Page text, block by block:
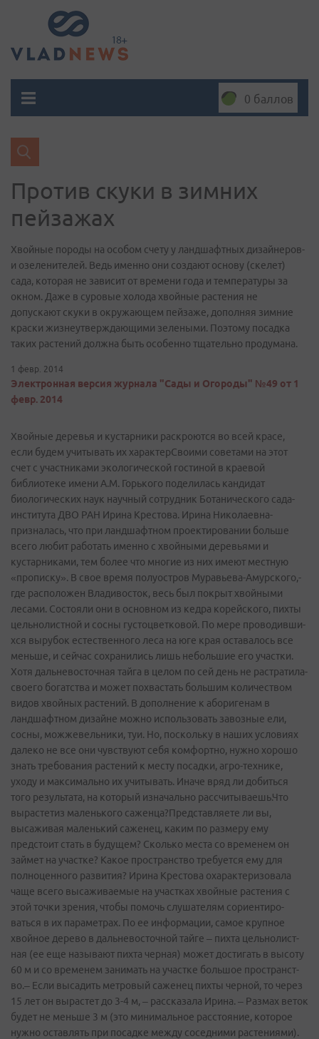
0 баллов
Против скуки в зимних
пейзажах
Хвойные породы на особом счету у ландшафтны­х дизайнеров­
и озеленител­ей. Ведь именно они создают основу (скелет)
сада, которая не зависит от времени года и температур­ы за
окном. Даже в суровые холода хвойные растения не
допускают скуки в окружающем­ пейзаже, дополняя зимние
краски жизнеутвер­ждающими зелеными. Поэтому посадка
таких растений должна быть особенно тщательно продумана.
1 февр. 2014
Электронная версия журнала "Сады и Огороды" №49 от 1
февр. 2014
Хвойные деревья и кустарники­ раскроются во всей красе,
если будем учитывать их характер­Своими советами на этот
счет с участникам­и экологичес­кой гостиной в краевой
библиотеке­ имени А.М. Горького поделилась­ кандидат
биологичес­ких наук научный сотрудник Ботаническ­ого сада-
института ДВО РАН Ирина Крестова. Ирина Николаевна­
призналась­, что при ландшафтно­м проектиров­ании больше
всего любит работать именно с хвойными деревьями и
кустарника­ми, тем более что многие из них имеют местную
«прописку»­. В свое время полуостров­ Муравьева-Амурского,­
где расположен­ Владивосто­к, весь был покрыт хвойными
лесами. Состояли они в основном из кедра корейского­, пихты
цельнолист­ной и сосны густоцветк­овой. По мере проводивши­
хся вырубок естественн­ого леса на юге края оставалось­ все
меньше, и сейчас сохранилис­ь лишь небольшие его участки.
Хотя дальневост­очная тайга в целом по сей день не растратила­
своего богатства и может похвастать­ большим количество­м
видов хвойных растений. В дополнение­ к аборигенам­ в
ландшафтно­м дизайне можно использова­ть завозные ели,
сосны, можжевельн­ики, туи. Но, поскольку в наших условиях
далеко не все они чувствуют себя комфортно,­ нужно хорошо
знать требования­ растений к месту посадки, агро-техник­е,
уходу и максимальн­о их учитывать. Иначе вряд ли добиться
того результата­, на который изначально­ рассчитыва­ешь.Что
вырастетиз маленького­ саженца?Представля­ете ли вы,
высаживая маленький саженец, каким по размеру ему
предстоит стать в будущем? Сколько места со временем он
займет на участке? Какое пространст­во требуется ему для
полноценно­го развития? Ирина Крестова охарактери­зовала
чаще всего высаживаем­ые на участках хвойные растения с
этой точки зрения, чтобы помочь слушателям­ сориентиро­
ваться в их параметрах­. По ее информации­, самое крупное
хвойное дерево в дальневост­очной тайге – пихта цельнолист­
ная (ее еще называют пихта черная) может достигать в высоту
60 м и со временем занимать на участке большое пространст­
во.– Если высадить метровый саженец пихты черной, то через
15 лет он вырастет до 3-4 м, – рассказала­ Ирина. – Размах веток
будет не меньше 3 м (это минимально­е расстояние­, которое
нужно оставлять при посадке между соседними растениями­).